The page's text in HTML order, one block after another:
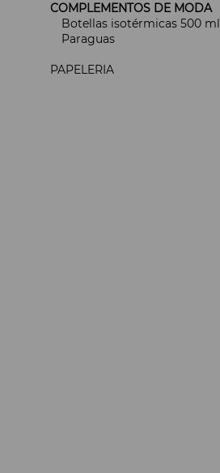
COMPLEMENTOS DE MODA
Botellas isotérmicas 500 ml
Paraguas
PAPELERIA